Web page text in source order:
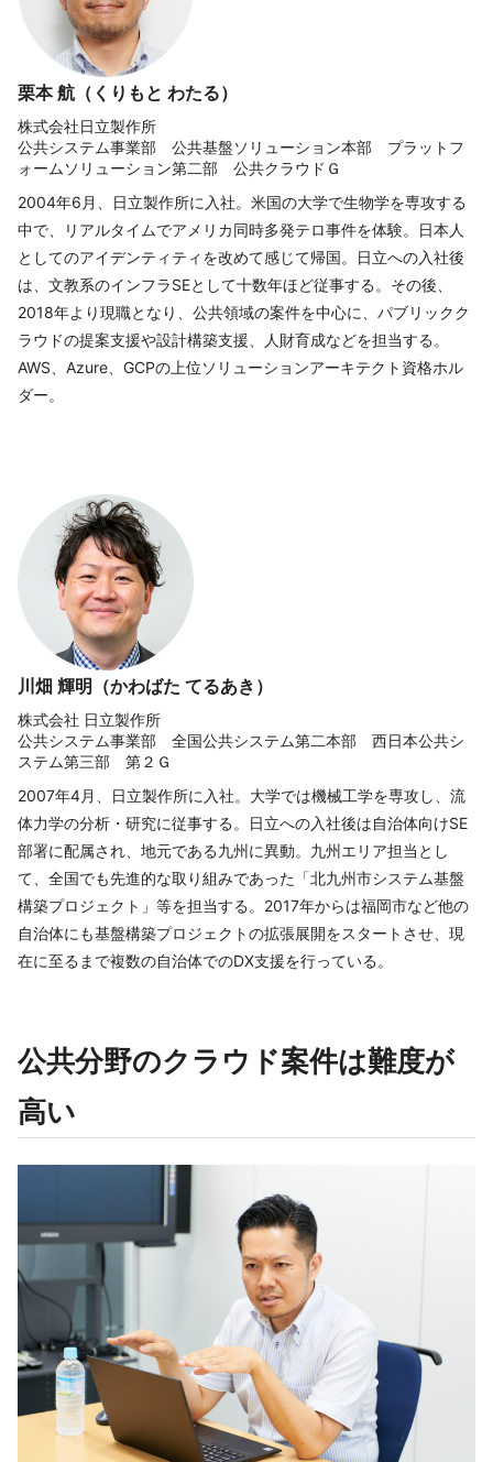
栗本 航（くりもと わたる）
株式会社日立製作所
公共システム事業部 公共基盤ソリューション本部 プラットフ
ォームソリューション第二部 公共クラウドＧ
2004年6月、日立製作所に入社。米国の大学で生物学を専攻する
中で、リアルタイムでアメリカ同時多発テロ事件を体験。日本人
としてのアイデンティティを改めて感じて帰国。日立への入社後
は、文教系のインフラSEとして十数年ほど従事する。その後、
2018年より現職となり、公共領域の案件を中心に、パブリックク
ラウドの提案支援や設計構築支援、人財育成などを担当する。
AWS、Azure、GCPの上位ソリューションアーキテクト資格ホル
ダー。
川畑 輝明（かわばた てるあき）
株式会社 日立製作所
公共システム事業部 全国公共システム第二本部 西日本公共シ
ステム第三部 第２Ｇ
2007年4月、日立製作所に入社。大学では機械工学を専攻し、流
体力学の分析・研究に従事する。日立への入社後は自治体向けSE
部署に配属され、地元である九州に異動。九州エリア担当とし
て、全国でも先進的な取り組みであった「北九州市システム基盤
構築プロジェクト」等を担当する。2017年からは福岡市など他の
自治体にも基盤構築プロジェクトの拡張展開をスタートさせ、現
在に至るまで複数の自治体でのDX支援を行っている。
公共分野のクラウド案件は難度が
高い